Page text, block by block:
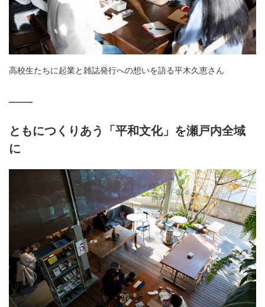
高校生たちに起業と雑誌発行への想いを語る平木久恵さん
ともにつくりあう「平和文化」を瀬戸内全域
に